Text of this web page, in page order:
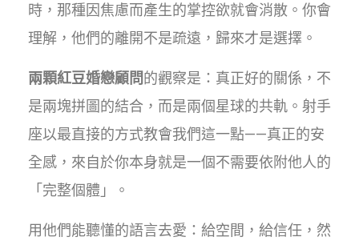
時，那種因焦慮而產生的掌控欲就會消散。你會
理解，他們的離開不是疏遠，歸來才是選擇。
兩顆紅豆婚戀顧問的觀察是：真正好的關係，不
是兩塊拼圖的結合，而是兩個星球的共軌。射手
座以最直接的方式教會我們這一點——真正的安
全感，來自於你本身就是一個不需要依附他人的
「完整個體」。
用他們能聽懂的語言去愛：給空間，給信任，然